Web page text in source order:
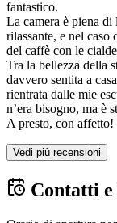
fantastico.
La camera è piena di
rilassante, e nel caso
del caffè con le
Tra la bellezza della
davvero sentita a
rientrata dalle mie
n’era bisogno, ma è
A presto, con
Vedi più recensioni
Contatti